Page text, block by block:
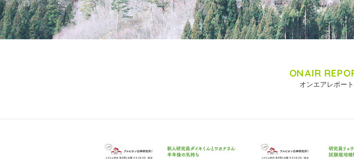
ONAIR
オンエアレポート